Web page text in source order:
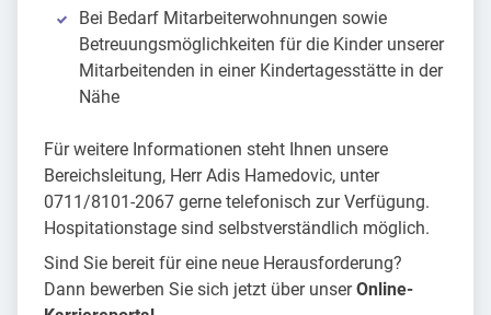
Bei Bedarf Mitarbeiterwohnungen sowie
Betreuungsmöglichkeiten für die Kinder unserer
Mitarbeitenden in einer Kindertagesstätte in der
Nähe
Für weitere Informationen steht Ihnen unsere
Bereichsleitung, Herr Adis Hamedovic, unter
0711/8101-2067 gerne telefonisch zur Verfügung.
Hospitationstage sind selbstverständlich möglich.
Sind Sie bereit für eine neue Herausforderung?
Dann bewerben Sie sich jetzt über unserOnline-